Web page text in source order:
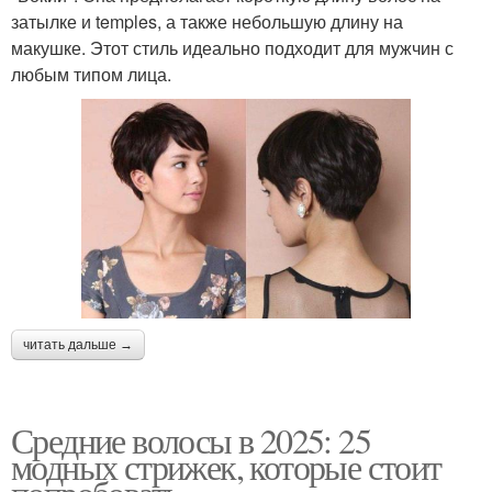
затылке и temples, а также небольшую длину на
макушке. Этот стиль идеально подходит для мужчин с
любым типом лица.
читать дальше →
Средние волосы в 2025: 25
модных стрижек, которые стоит